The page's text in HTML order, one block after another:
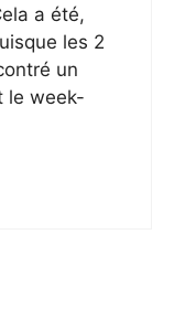
a été,
les 2
un
le week-